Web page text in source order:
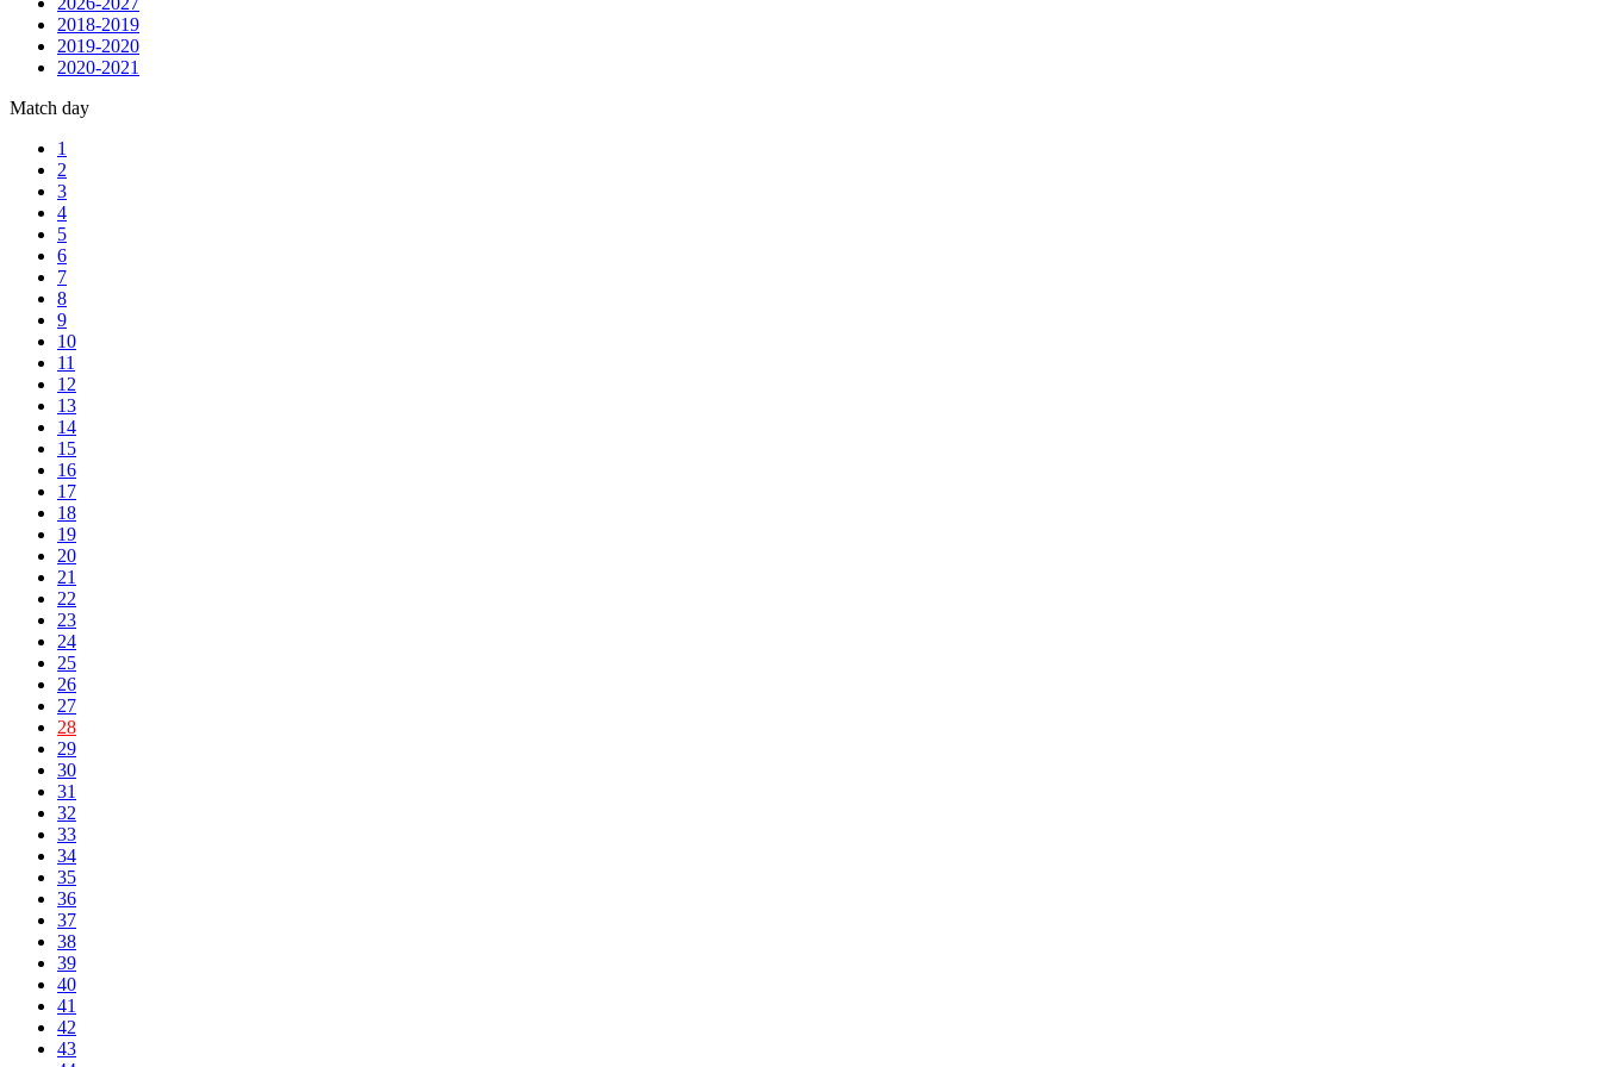
2018-2019
2019-2020
2020-2021
Match day
1
2
3
4
5
6
7
8
9
10
11
12
13
14
15
16
17
18
19
20
21
22
23
24
25
26
27
28
29
30
31
32
33
34
35
36
37
38
39
40
41
42
43